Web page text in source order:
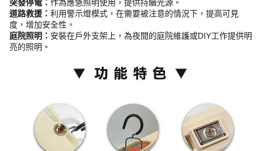
突發停電： 作為應急照明使用，提供持續光源。
道路救援： 利用警示燈模式，在需要被注意的情況下，提高可見
度，增加安全性。
庭院照明： 安裝在戶外支架上，為夜間的庭院維護或DIY工作提供明
亮的照明。